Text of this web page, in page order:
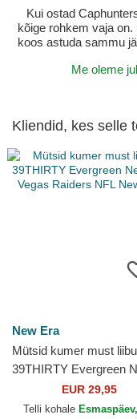
Kui ostad
kõige rohkem vaja
koos astuda sammu
Me oleme
Kliendid, kes selle
New Era
Mütsid kumer must
39THIRTY Evergreen
Las Vegas Raiders NFL
Era
EUR 29,95
Telli kohale